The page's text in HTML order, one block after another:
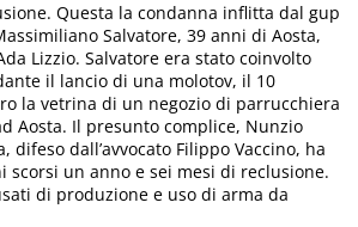
Questa la condanna inflitta dal gup
Salvatore, 39 anni di Aosta,
Lizzio. Salvatore era stato coinvolto
il lancio di una molotov, il 10
la vetrina di un negozio di parrucchiera
Aosta. Il presunto complice, Nunzio
difeso dall’avvocato Filippo Vaccino, ha
scorsi un anno e sei mesi di reclusione.
di produzione e uso di arma da